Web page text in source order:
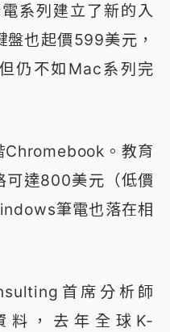
系列建立了新的入
也起價599美元，
仍不如Mac系列完
Chromebook。教育
可達800美元（低價
筆電也落在相
首席分析師
料，去年全球K-